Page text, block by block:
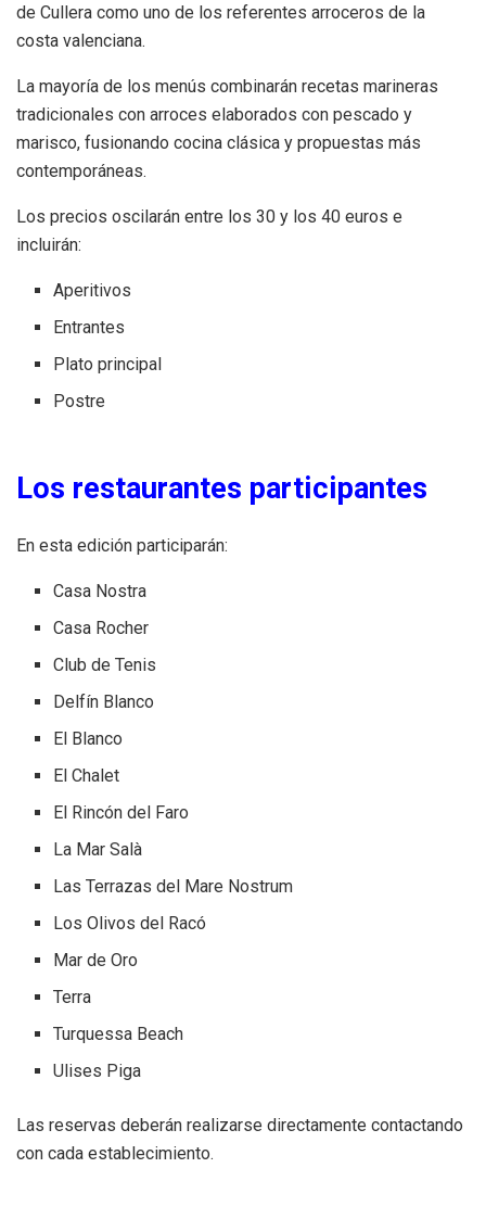
de Cullera como uno de los referentes arroceros de la
costa valenciana.
La mayoría de los menús combinarán recetas marineras
tradicionales con arroces elaborados con pescado y
marisco, fusionando cocina clásica y propuestas más
contemporáneas.
Los precios oscilarán entre los 30 y los 40 euros e
incluirán:
Aperitivos
Entrantes
Plato principal
Postre
Los restaurantes participantes
En esta edición participarán:
Casa Nostra
Casa Rocher
Club de Tenis
Delfín Blanco
El Blanco
El Chalet
El Rincón del Faro
La Mar Salà
Las Terrazas del Mare Nostrum
Los Olivos del Racó
Mar de Oro
Terra
Turquessa Beach
Ulises Piga
Las reservas deberán realizarse directamente contactando
con cada establecimiento.